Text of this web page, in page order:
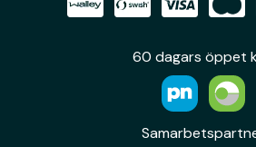
60 dagars öppet